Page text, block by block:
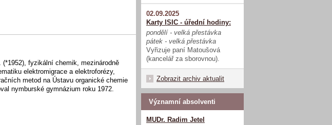
(*1952), fyzikální chemik, mezinárodně
elektromigrace a elektroforézy,
metod na Ústavu organické chemie
nymburské gymnázium roku 1972.
02.09.2025
Karty ISIC - úřední hodiny:
pondělí - velká přestávka
pátek - velká přestávka
Vyřizuje paní Matoušová
(kancelář za sborovnou).
Zobrazit archiv aktualit
Významní absolventi
MUDr. Radim Jetel